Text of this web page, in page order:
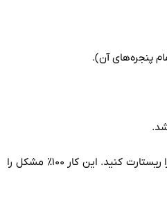
پنجره‌های آن).
اگر باز هم نیامد، یک بار ویندوز را ریستارت کنید. این کار ۱۰۰٪ مشکل را